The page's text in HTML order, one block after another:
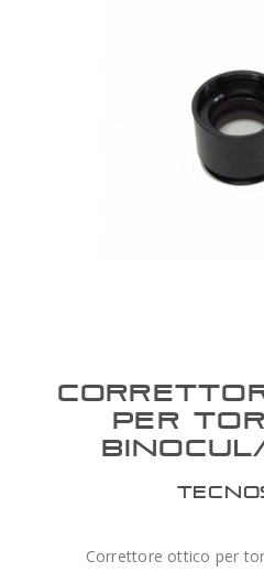
PER
Correttore ottico per